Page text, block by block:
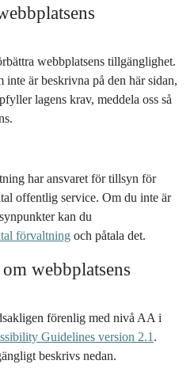
webbplatsens tillgänglighet.
är beskrivna på den här sidan,
lagens krav, meddela oss så
har ansvaret för tillsyn för
offentlig service. Om du inte är
kan du
förvaltning och påtala det.
webbplatsens
förenlig med nivå AA i
Guidelines version 2.1 .
beskrivs nedan.